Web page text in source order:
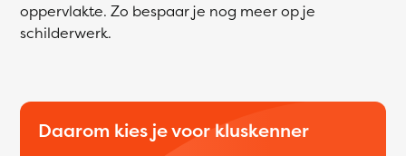
oppervlakte. Zo bespaar je nog meer op je
schilderwerk.
Daarom kies je voor kluskenner